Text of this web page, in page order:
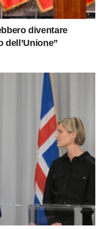
diventare
dell’Unione”